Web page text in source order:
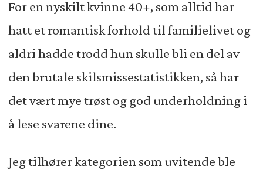
For en nyskilt kvinne 40+, som alltid har
hatt et romantisk forhold til familielivet og
aldri hadde trodd hun skulle bli en del av
den brutale skilsmissestatistikken, så har
det vært mye trøst og god underholdning i
å lese svarene dine.
Jeg tilhører kategorien som uvitende ble